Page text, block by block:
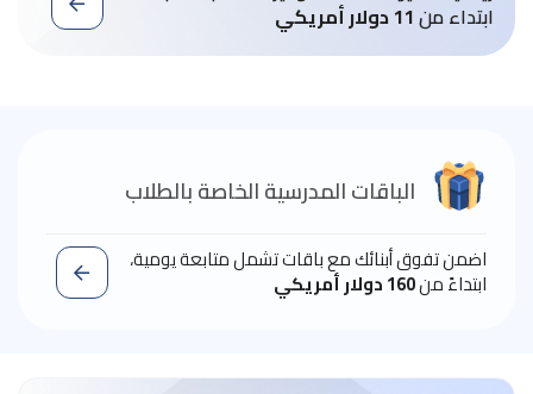
ابتداء من11 دولار أمريكي
الباقات المدرسية الخاصة بالطلاب
اضمن تفوق أبنائك مع باقات تشمل متابعة يومية،
ابتداءً من160 دولار أمريكي